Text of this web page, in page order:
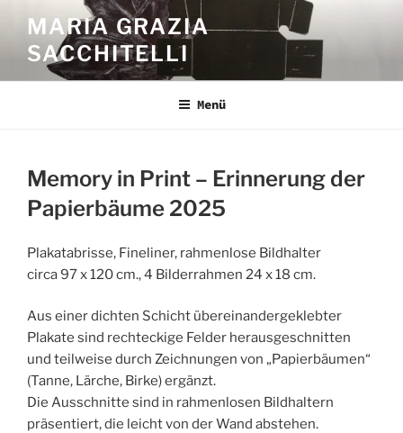
Inhalt
springen
MARIA GRAZIA
SACCHITELLI
Menü
Memory in Print – Erinnerung der
Papierbäume 2025
Plakatabrisse, Fineliner, rahmenlose Bildhalter
circa 97 x 120 cm., 4 Bilderrahmen 24 x 18 cm.
Aus einer dichten Schicht übereinandergeklebter
Plakate sind rechteckige Felder herausgeschnitten
und teilweise durch Zeichnungen von „Papierbäumen“
(Tanne, Lärche, Birke) ergänzt.
Die Ausschnitte sind in rahmenlosen Bildhaltern
präsentiert, die leicht von der Wand abstehen.